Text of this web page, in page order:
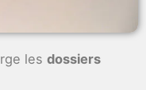
les dossiers